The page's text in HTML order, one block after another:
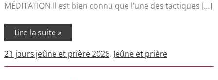
MÉDITATION Il est bien connu que l’une des tactiques […]
Lire la suite »
21 jours jeûne et prière 2026, Jeûne et prière